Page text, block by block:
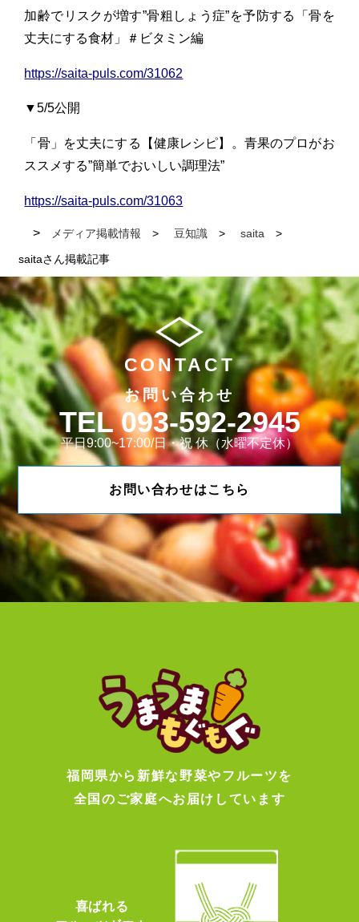
加齢でリスクが増す”骨粗しょう症”を予防する「骨を
丈夫にする食材」＃ビタミン編
https://saita-puls.com/31062
▼5/5公開
「骨」を丈夫にする【健康レシピ】。青果のプロがお
ススメする”簡単でおいしい調理法”
https://saita-puls.com/31063
メディア掲載情報 豆知識
saita
saitaさん掲載記事
CONTACT
お問い合わせ
093-592-2945
平日9:00~17:00/日・祝 休（水曜不定休）
お問い合わせはこちら
福岡県から新鮮な野菜やフルーツを
全国のご家庭へお届けしています
喜ばれる